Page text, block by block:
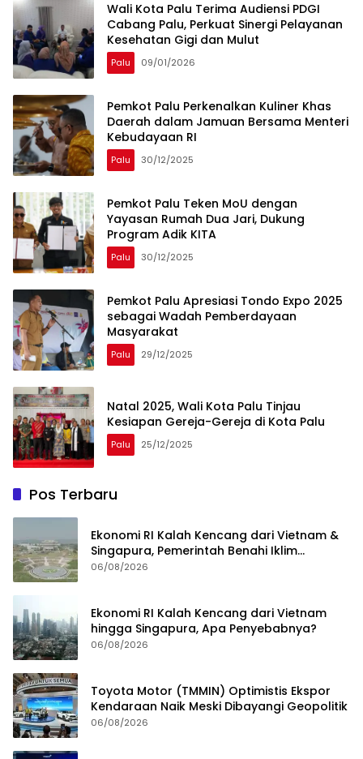
Wali Kota Palu Terima Audiensi PDGI
Cabang Palu, Perkuat Sinergi Pelayanan
Kesehatan Gigi dan Mulut
Palu 09/01/2026
Pemkot Palu Perkenalkan Kuliner Khas
Daerah dalam Jamuan Bersama Menteri
Kebudayaan RI
Palu 30/12/2025
Pemkot Palu Teken MoU dengan
Yayasan Rumah Dua Jari, Dukung
Program Adik KITA
Palu 30/12/2025
Pemkot Palu Apresiasi Tondo Expo 2025
sebagai Wadah Pemberdayaan
Masyarakat
Palu 29/12/2025
Natal 2025, Wali Kota Palu Tinjau
Kesiapan Gereja-Gereja di Kota Palu
Palu 25/12/2025
Pos Terbaru
Ekonomi RI Kalah Kencang dari Vietnam &
Singapura, Pemerintah Benahi Iklim
Investasi
06/08/2026
Ekonomi RI Kalah Kencang dari Vietnam
hingga Singapura, Apa Penyebabnya?
06/08/2026
Toyota Motor (TMMIN) Optimistis Ekspor
Kendaraan Naik Meski Dibayangi Geopolitik
06/08/2026